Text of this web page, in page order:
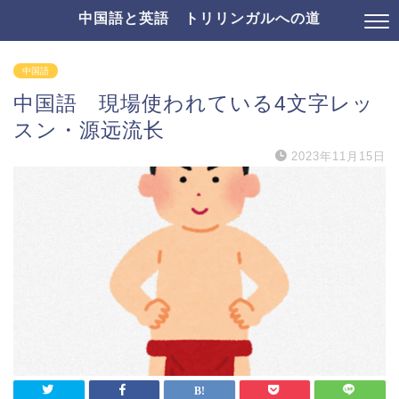
中国語と英語 トリリンガルへの道
中国語
中国語 現場使われている4文字レッ
スン・源远流长
2023年11月15日